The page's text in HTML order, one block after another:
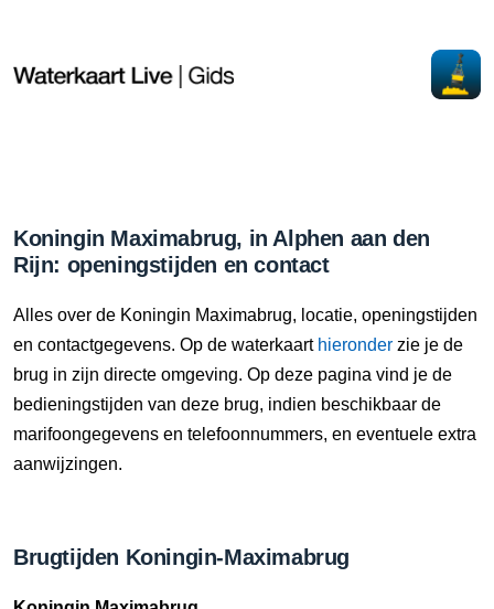
Koningin Maximabrug, in Alphen aan den
Rijn: openingstijden en contact
Alles over de Koningin Maximabrug, locatie, openingstijden
en contactgegevens. Op de waterkaart hieronder zie je de
brug in zijn directe omgeving. Op deze pagina vind je de
bedieningstijden van deze brug, indien beschikbaar de
marifoongegevens en telefoonnummers, en eventuele extra
aanwijzingen.
Brugtijden Koningin-Maximabrug